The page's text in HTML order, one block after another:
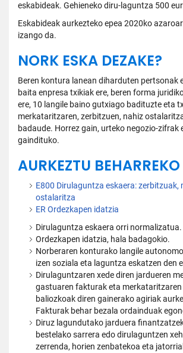
eskabideak. Gehieneko diru-laguntza 500
Eskabideak aurkezteko epea 2020ko
izango da.
NORK ESKA DEZAKE?
Beren kontura lanean diharduten pertsonak
baita enpresa txikiak ere, beren forma
ere, 10 langile baino gutxiago badituzte eta
merkataritzaren, zerbitzuen, nahiz
badaude. Horrez gain, urteko negozio-zifrak
gaindituko.
AURKEZTU
E800 Dirulaguntza eskaera: zerbitzuak,
ostalaritza
ER Ordezkapen idatzia
Dirulaguntza eskaera orri normalizatua.
Ordezkapen idatzia, hala badagokio.
Norberaren konturako langile
izen soziala eta laguntza eskatzen den
Dirulaguntzaren xede diren jardueren
gastuaren fakturak eta
baliozkoak diren gainerako agiriak
Fakturak behar bezala ordainduak
Diruz lagundutako jarduera
bestelako sarrera edo dirulaguntzen
zerrenda, horien zenbatekoa eta